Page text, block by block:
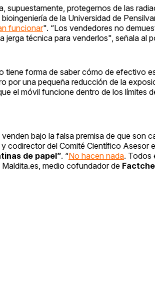
supuestamente, protegernos de las
de la Universidad de
funcionar". “Los vendedores no
jerga técnica para venderlos", señala al
tiene forma de saber cómo de efectivo
por una pequeña reducción de la
el móvil funcione dentro de los límites
bajo la falsa premisa de que son
codirector del Comité Científico Asesor
de papel”. “No hacen nada. Todos
medio cofundador de